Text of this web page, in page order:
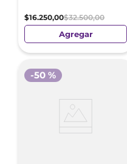
$16.250,00$32.500,00
Agregar
-50 %